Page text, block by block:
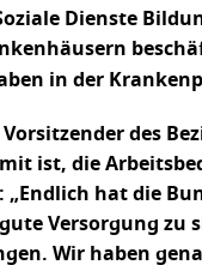
Dienste
in der
des
ist, die
hat die
Versorgung
Wir haben